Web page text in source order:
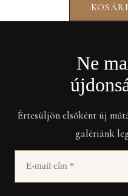
Ne
Értesüljön elsőként új
galériánk